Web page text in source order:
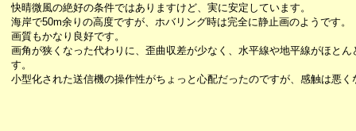
快晴微風の絶好の条件ではありますけど、実に安定しています。
海岸で50m余りの高度ですが、ホバリング時は完全に静止画のようです。
画質もかなり良好です。
画角が狭くなった代わりに、歪曲収差が少なく、水平線や地平線がほとん
す。
小型化された送信機の操作性がちょっと心配だったのですが、感触は悪く